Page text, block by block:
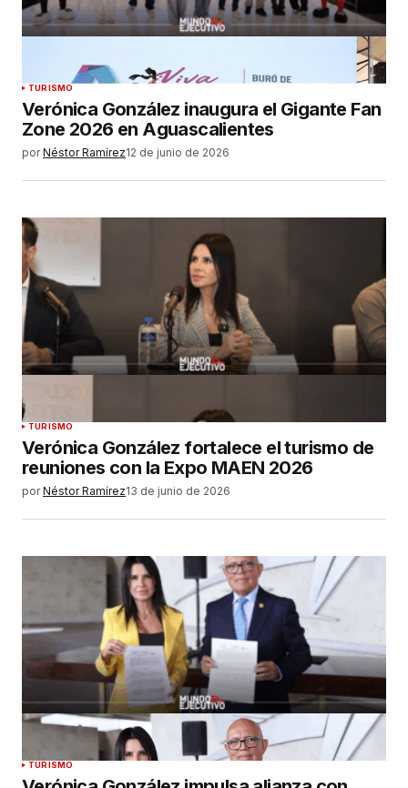
TURISMO
Verónica González inaugura el Gigante Fan
Zone 2026 en Aguascalientes
por Néstor Ramírez12 de junio de 2026
TURISMO
Verónica González fortalece el turismo de
reuniones con la Expo MAEN 2026
por Néstor Ramírez13 de junio de 2026
TURISMO